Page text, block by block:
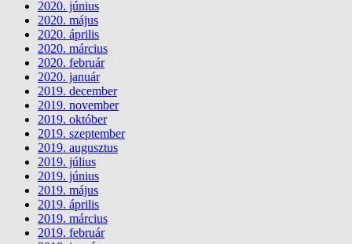
2020. június
2020. május
2020. április
2020. március
2020. február
2020. január
2019. december
2019. november
2019. október
2019. szeptember
2019. augusztus
2019. július
2019. június
2019. május
2019. április
2019. március
2019. február